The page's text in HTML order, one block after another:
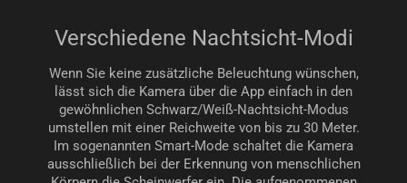
Verschiedene Nachtsicht-Modi
Wenn Sie keine zusätzliche Beleuchtung wünschen,
lässt sich die Kamera über die App einfach in den
gewöhnlichen Schwarz/Weiß-Nachtsicht-Modus
umstellen mit einer Reichweite von bis zu 30 Meter.
Im sogenannten Smart-Mode schaltet die Kamera
ausschließlich bei der Erkennung von menschlichen